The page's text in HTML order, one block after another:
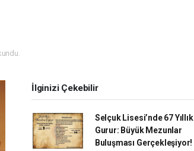
İlginizi Çekebilir
Selçuk Lisesi’nde 67 Yıllık
Gurur: Büyük Mezunlar
Buluşması Gerçekleşiyor!